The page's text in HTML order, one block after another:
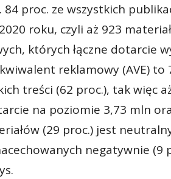
proc. ze wszystkich
roku, czyli aż 923
których łączne dotarcie
reklamowy (AVE) to
treści (62 proc.), tak więc
na poziomie 3,73 mln
(29 proc.) jest
negatywnie (9